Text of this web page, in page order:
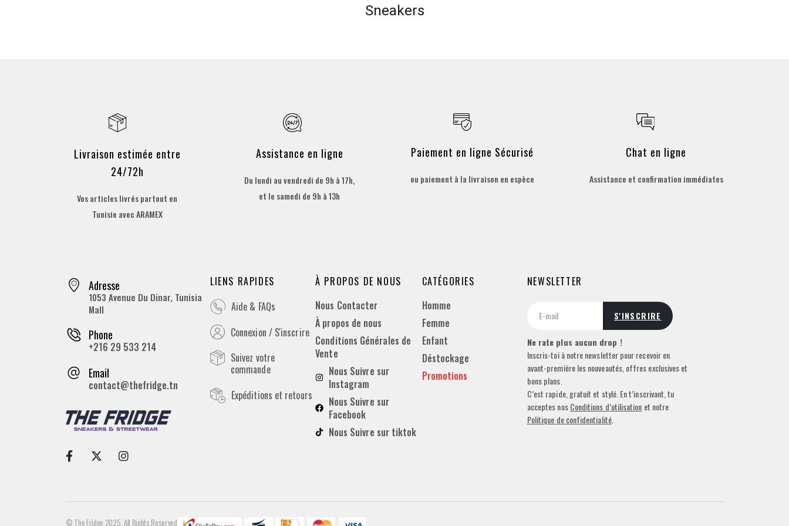
Sneakers
Livraison estimée entre
24/72h
Vos articles livrés partout en
Tunisie avec ARAMEX
Assistance en ligne
Du lundi au vendredi de 9h à 17h,
et le samedi de 9h à 13h
Paiement en ligne Sécurisé
ou paiement à la livraison en espèce
Chat en ligne
Assistance et confirmation immédiates
Adresse
1053 Avenue Du Dinar, Tunisia
Mall
Phone
+216 29 533 214
Email
contact@thefridge.tn
LIENS RAPIDES
Aide & FAQs
Connexion / S'inscrire
Suivez votre
commande
Expéditions et retours
À PROPOS DE NOUS
Nous Contacter
À propos de nous
Conditions Générales de
Vente
Nous Suivre sur
Instagram
Nous Suivre sur
Facebook
Nous Suivre sur tiktok
CATÉGORIES
Homme
Femme
Enfant
Déstockage
Promotions
NEWSLETTER
Ne rate plus aucun drop !
Inscris-toi à notre newsletter pour recevoir en
avant-première les nouveautés, offres exclusives et
bons plans.
C’est rapide, gratuit et stylé. En t’inscrivant, tu
acceptes nosConditions d’utilisation et notre
Politique de confidentialité.
© The Fridge 2025. All Rights Reserved